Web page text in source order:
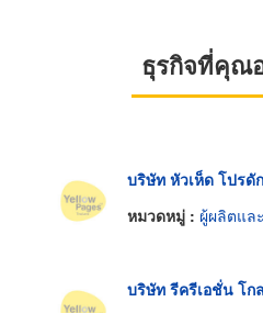
ธุรกิจที่คุณ
บริษัท หัวเห็ด โปร
หมวดหมู่ : ผู้ผลิตแล
บริษัท รีครีเอชั่น โก